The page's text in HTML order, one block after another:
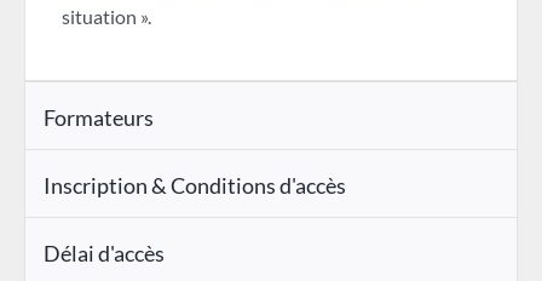
situation ».
Formateurs
Inscription & Conditions d'accès
Délai d'accès